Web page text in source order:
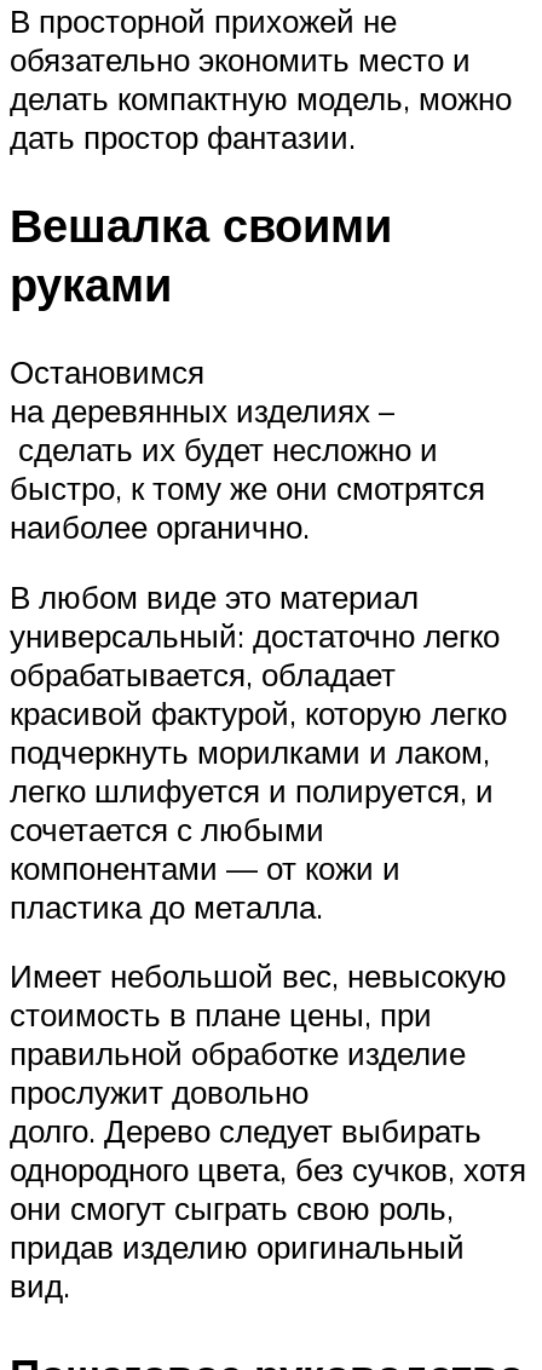
В просторной прихожей не
обязательно экономить место и
делать компактную модель, можно
дать простор фантазии.
Вешалка своими
руками
Остановимся
на деревянных изделиях –
сделать их будет несложно и
быстро, к тому же они смотрятся
наиболее органично.
В любом виде это материал
универсальный: достаточно легко
обрабатывается, обладает
красивой фактурой, которую легко
подчеркнуть морилками и лаком,
легко шлифуется и полируется, и
сочетается с любыми
компонентами — от кожи и
пластика до металла.
Имеет небольшой вес, невысокую
стоимость в плане цены, при
правильной обработке изделие
прослужит довольно
долго. Дерево следует выбирать
однородного цвета, без сучков, хотя
они смогут сыграть свою роль,
придав изделию оригинальный
вид.